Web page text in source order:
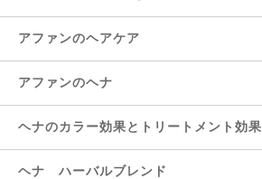
アファンのヘアケア
アファンのヘナ
ヘナのカラー効果とトリートメント効果
ヘナ ハーバルブレンド